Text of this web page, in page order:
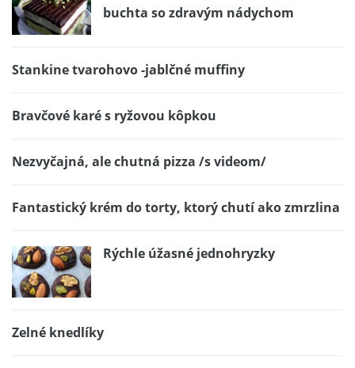
buchta so zdravým nádychom
Stankine tvarohovo -jablčné muffiny
Bravčové karé s ryžovou kôpkou
Nezvyčajná, ale chutná pizza /s videom/
Fantastický krém do torty, ktorý chutí ako zmrzlina
Rýchle úžasné jednohryzky
Zelné knedlíky